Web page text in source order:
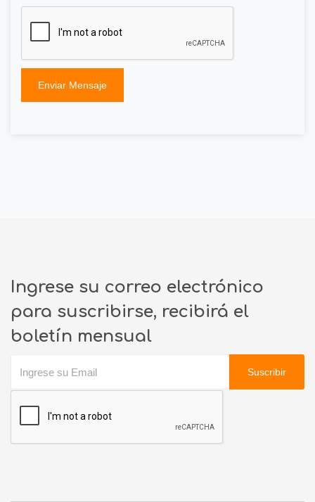
Enviar Mensaje
Ingrese su correo electrónico
para suscribirse, recibirá el
boletín mensual
Suscribir